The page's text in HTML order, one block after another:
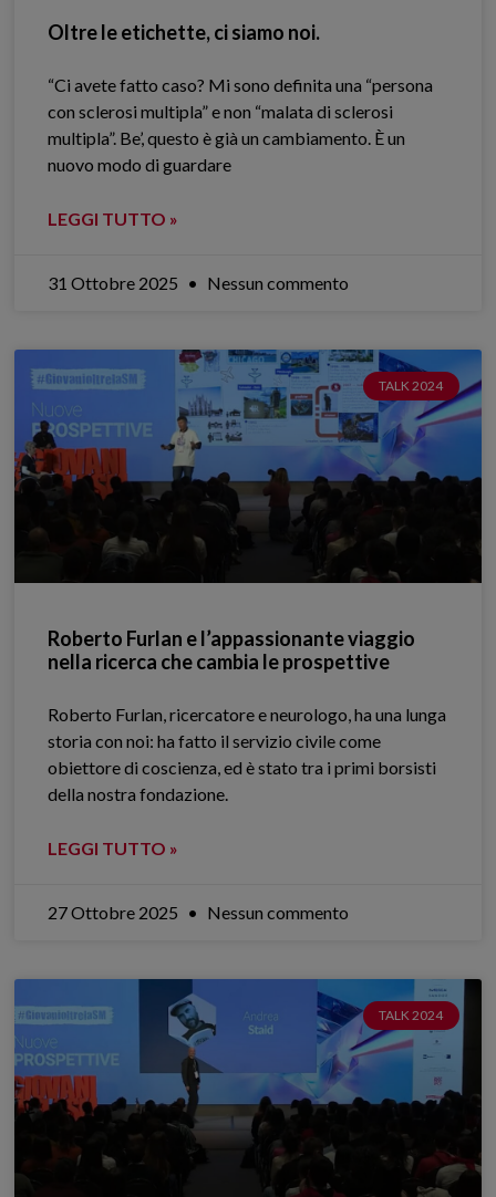
Oltre le etichette, ci siamo noi.
“Ci avete fatto caso? Mi sono definita una “persona
con sclerosi multipla” e non “malata di sclerosi
multipla”. Be’, questo è già un cambiamento. È un
nuovo modo di guardare
LEGGI TUTTO »
31 Ottobre 2025 Nessun commento
TALK 2024
Roberto Furlan e l’appassionante viaggio
nella ricerca che cambia le prospettive
Roberto Furlan, ricercatore e neurologo, ha una lunga
storia con noi: ha fatto il servizio civile come
obiettore di coscienza, ed è stato tra i primi borsisti
della nostra fondazione.
LEGGI TUTTO »
27 Ottobre 2025 Nessun commento
TALK 2024